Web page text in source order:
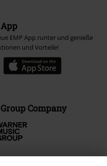
EMP App runter und genieße
und Vorteile!
Company